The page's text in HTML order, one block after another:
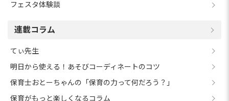
フェスタ体験談
連載コラム
てぃ先生
明日から使える！あそびコーディネートのコツ
保育士おとーちゃんの「保育の力って何だろう？」
保育がもっと楽しくなるコラム